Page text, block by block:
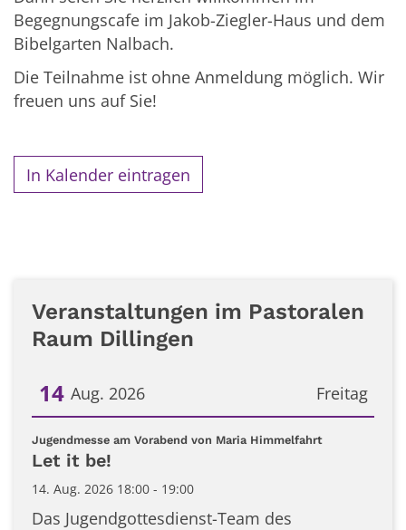
Begegnungscafe im Jakob-Ziegler-Haus und dem
Bibelgarten Nalbach.
Die Teilnahme ist ohne Anmeldung möglich. Wir
freuen uns auf Sie!
In Kalender eintragen
Veranstaltungen im Pastoralen
Raum Dillingen
Freitag
14 Aug. 2026
Datum: 14. August 2026
Jugendmesse am Vorabend von Maria Himmelfahrt:
Let it be!
14. Aug. 2026 18:00 - 19:00
Das Jugendgottesdienst-Team des